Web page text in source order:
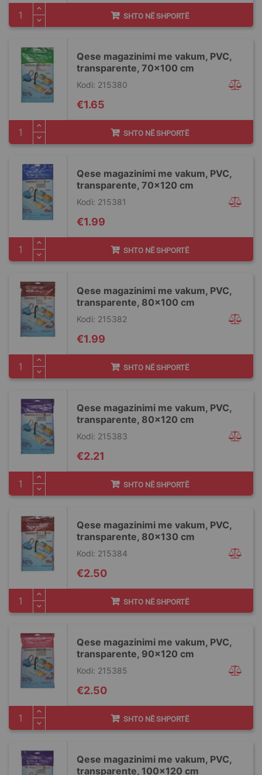
SHTO NË SHPORTË
Qese magazinimi me vakum, PVC,
transparente, 70x100 cm
Kodi: 215380
€1.65
SHTO NË SHPORTË
Qese magazinimi me vakum, PVC,
transparente, 70x120 cm
Kodi: 215381
€1.99
SHTO NË SHPORTË
Qese magazinimi me vakum, PVC,
transparente, 80x100 cm
Kodi: 215382
€1.99
SHTO NË SHPORTË
Qese magazinimi me vakum, PVC,
transparente, 80x120 cm
Kodi: 215383
€2.21
SHTO NË SHPORTË
Qese magazinimi me vakum, PVC,
transparente, 80x130 cm
Kodi: 215384
€2.50
SHTO NË SHPORTË
Qese magazinimi me vakum, PVC,
transparente, 90x120 cm
Kodi: 215385
€2.50
SHTO NË SHPORTË
Qese magazinimi me vakum, PVC,
transparente, 100x120 cm